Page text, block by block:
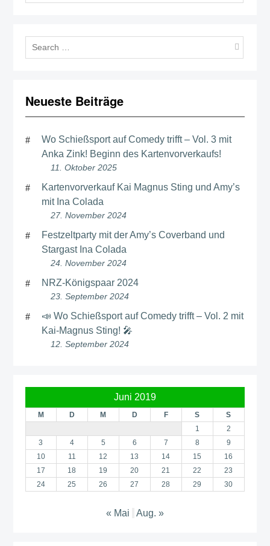
Neueste Beiträge
Wo Schießsport auf Comedy trifft – Vol. 3 mit
Anka Zink! Beginn des Kartenvorverkaufs!
11. Oktober 2025
Kartenvorverkauf Kai Magnus Sting und Amy’s
mit Ina Colada
27. November 2024
Festzeltparty mit der Amy’s Coverband und
Stargast Ina Colada
24. November 2024
NRZ-Königspaar 2024
23. September 2024
📣 Wo Schießsport auf Comedy trifft – Vol. 2 mit
Kai-Magnus Sting! 🎤
12. September 2024
Juni 2019
M D M D F S
S
1
2
3
4 5 6 7 8
9
10
11 12 13 14 15
16
17
18 19 20 21 22
23
24
25 26 27 28 29 30
« Mai Aug. »